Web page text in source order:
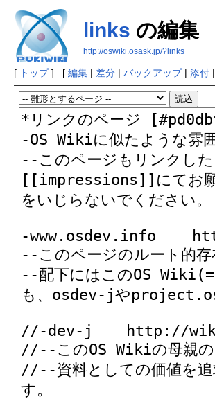
links の編集
http://oswiki.osask.jp/?links
[ トップ] [ 編集| 差分| バックアップ| 添付|